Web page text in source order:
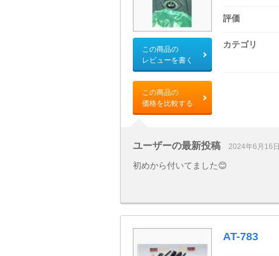
この商品の
レビューを書く
この商品の
価格を比較する
評価
カテゴリ
ユーザーの最新投稿 2024年6月16日
初めから付いてました😊
AT-783